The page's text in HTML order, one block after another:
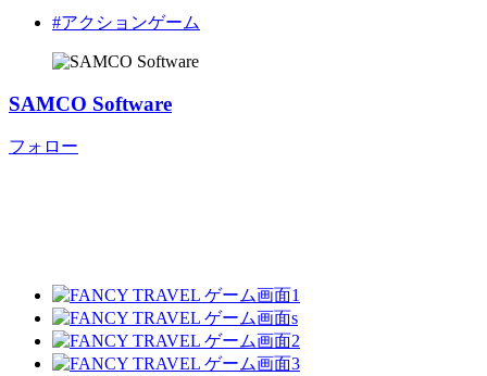
#アクションゲーム
SAMCO Software
フォロー